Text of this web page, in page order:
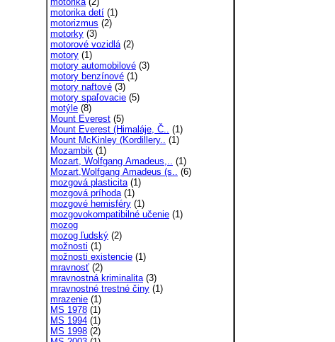
motorika detí (1)
motorizmus (2)
motorky (3)
motorové vozidlá(2)
motory (1)
motory automobilové (3)
motory benzínové (1)
motory naftové (3)
motory spaľovacie (5)
motýle (8)
Mount Everest (5)
Mount Everest (Himaláje, Č.. (1)
Mount McKinley (Kordillery.. (1)
Mozambik (1)
Mozart, Wolfgang Amadeus,.. (1)
Mozart,Wolfgang Amadeus (s.. (6)
mozgová plasticita(1)
mozgová príhoda(1)
mozgové hemisféry (1)
mozgovokompatibilné učenie (1)
mozog
mozog ľudský (2)
možnosti (1)
možnosti existencie (1)
mravnosť (2)
mravnostná kriminalita(3)
mravnostné trestné činy (1)
mrazenie (1)
MS 1978 (1)
MS 1994 (1)
MS 1998 (2)